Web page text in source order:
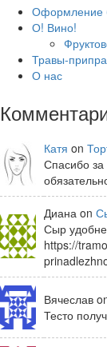
Оформление
О! Вино!
Травы-
О нас
Катя on
Спасибо за
Диана on
Сыр
https://
Вячеслав
Тесто